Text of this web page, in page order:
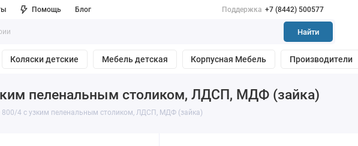
Помощь Блог Поддержка +7 (8442) 500577
Найти
Коляски детские Мебель детская Корпусная Мебель Производители
пеленальным столиком, ЛДСП, МДФ (зайка)
800/4 с узким пеленальным столиком, ЛДСП, МДФ (зайка)